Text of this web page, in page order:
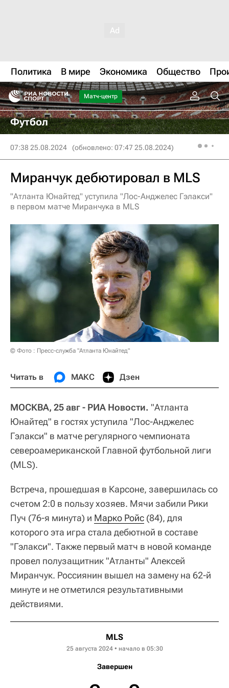
Политика В мире Экономика Общество
Матч-центр
Футбол
07:38 25.08.2024 (обновлено: 07:47 25.08.2024)
Миранчук дебютировал в MLS
"Атланта Юнайтед" уступила "Лос-Анджелес Гэлакси"
в первом матче Миранчука в MLS
© Фото : Пресс-служба "Атланта Юнайтед"
Читать в МАКС Дзен
МОСКВА, 25 авг - РИА Новости. "Атланта
Юнайтед" в гостях уступила "Лос-Анджелес
Гэлакси" в матче регулярного чемпионата
североамериканской Главной футбольной лиги
(MLS).
Встреча, прошедшая в Карсоне, завершилась со
счетом 2:0 в пользу хозяев. Мячи забили Рики
Пуч (76-я минута) и Марко Ройс (84), для
которого эта игра стала дебютной в составе
"Гэлакси". Также первый матч в новой команде
провел полузащитник "Атланты" Алексей
Миранчук. Россиянин вышел на замену на 62-й
минуте и не отметился результативными
действиями.
MLS
25 августа 2024 • начало в 05:30
Завершен